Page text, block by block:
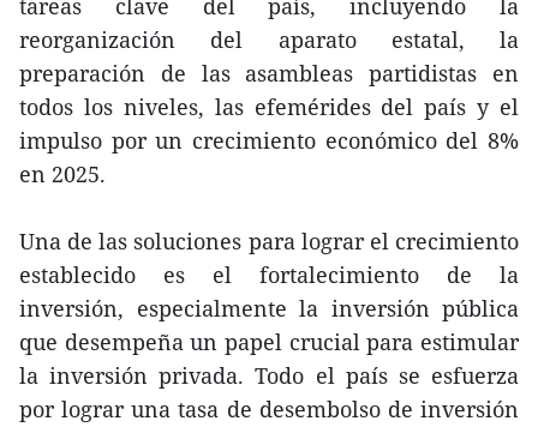
tareas clave del país, incluyendo la
reorganización del aparato estatal, la
preparación de las asambleas partidistas en
todos los niveles, las efemérides del país y el
impulso por un crecimiento económico del 8%
en 2025.
Una de las soluciones para lograr el crecimiento
establecido es el fortalecimiento de la
inversión, especialmente la inversión pública
que desempeña un papel crucial para estimular
la inversión privada. Todo el país se esfuerza
por lograr una tasa de desembolso de inversión